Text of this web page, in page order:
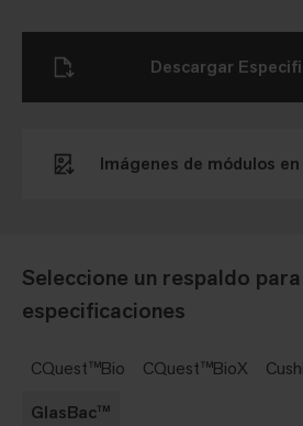
Seleccione un respaldo
especificaciones
CQuest™Bio CQuest™BioX
GlasBac™
Imágenes de módulos
Descargar